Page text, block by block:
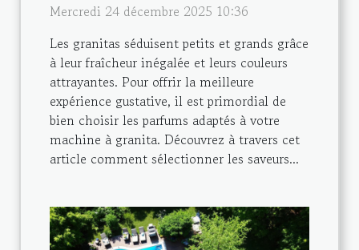
Mercredi 24 décembre 2025 10:36
Les granitas séduisent petits et grands grâce
à leur fraîcheur inégalée et leurs couleurs
attrayantes. Pour offrir la meilleure
expérience gustative, il est primordial de
bien choisir les parfums adaptés à votre
machine à granita. Découvrez à travers cet
article comment sélectionner les saveurs...